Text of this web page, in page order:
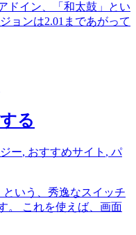
ドイン、「和太鼓」とい
ョンは2.01まであがって
る
ー, おすすめサイト , パ
いう、秀逸なスイッチ
。 これを使えば、画面